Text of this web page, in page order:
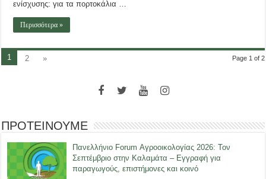
ενίσχυσης: για τα πορτοκάλια …
Περισσότερα »
Page 1 of 2
1 2 »
ΠΡΟΤΕΙΝΟΥΜΕ
Πανελλήνιο Forum Αγροοικολογίας 2026: Τον
Σεπτέμβριο στην Καλαμάτα – Εγγραφή για
παραγωγούς, επιστήμονες και κοινό